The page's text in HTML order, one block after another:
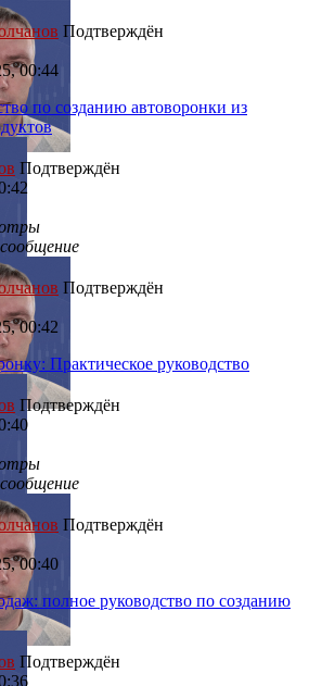
Подтверждён
00:44
по созданию автоворонки из
Подтверждён
Подтверждён
00:42
Практическое руководство
Подтверждён
Подтверждён
00:40
полное руководство по созданию
Подтверждён